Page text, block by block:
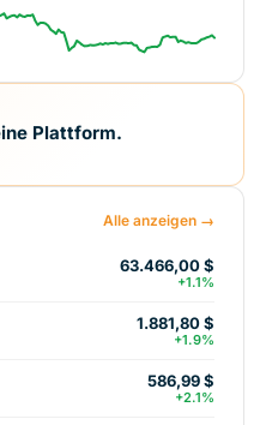
Plattform.
Alle anzeigen →
63.466,00 $
+1.1%
1.881,80 $
+1.9%
586,99 $
+2.1%